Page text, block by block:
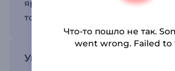
яркие видео, которые
товары и услуги.
Упрощайте ваши промо-
Что-то пошло не так.
went wrong. Failed to